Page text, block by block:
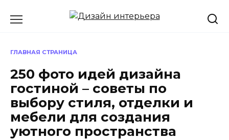
ГЛАВНАЯ СТРАНИЦА
250 фото идей дизайна
гостиной – советы по
выбору стиля, отделки и
мебели для создания
уютного пространства